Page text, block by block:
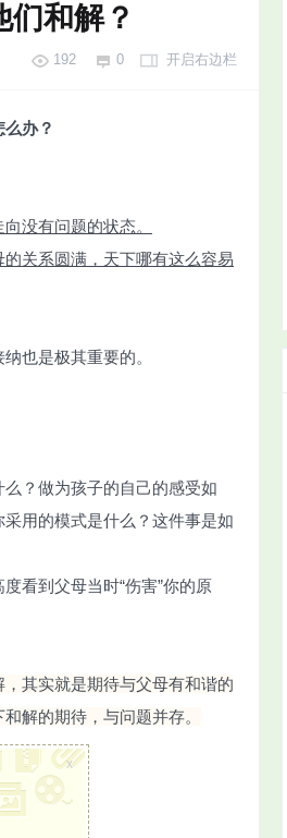
和解？
开启右边栏
192 0
么办？
没有问题的状态。
关系圆满，天下哪有这么容易
也是极其重要的。
？做为孩子的自己的感受如
用的模式是什么？这件事是如
看到父母当时“伤害”你的原
其实就是期待与父母有和谐的
解的期待，与问题并存。
x